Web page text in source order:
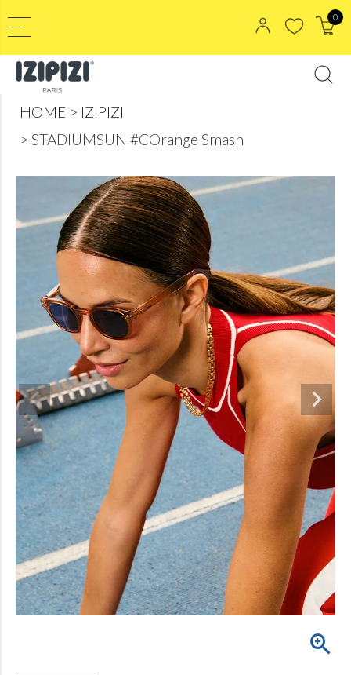
0
HOME
IZIPIZI
STADIUMSUN #COrange Smash